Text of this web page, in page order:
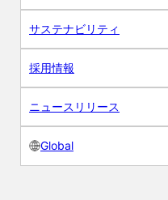
サステナビリティ
採用情報
ニュースリリース
Global